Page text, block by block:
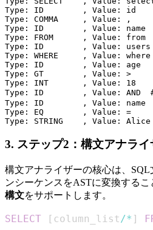
Type: ID        , Value: id
Type: COMMA     , Value: ,
Type: ID        , Value: name
Type: FROM      , Value: from
Type: ID        , Value: users
Type: WHERE     , Value: where
Type: ID        , Value: age
Type: GT        , Value: >
Type: INT       , Value: 18
Type: ID        , Value: AND  # 注：
Type: ID        , Value: name
Type: EQ        , Value: =
3. ステップ2：構文アナラ
構文アナライザーの核心は、
ンシーケンスをASTに変換するこ
構文をサポートします。
SELECT [ column_list/* ]